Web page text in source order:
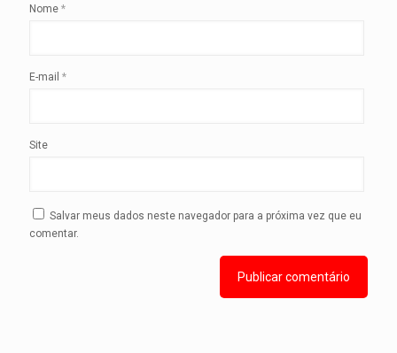
Nome *
E-mail *
Site
Salvar meus dados neste navegador para a próxima vez que eu
comentar.